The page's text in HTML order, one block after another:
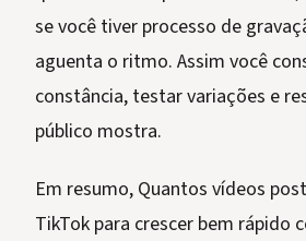
se você tiver processo de
aguenta o ritmo. Assim você
constância, testar variações e
público mostra.
Em resumo, Quantos vídeos
TikTok para crescer bem rápido